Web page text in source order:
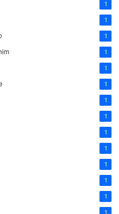
1
1
1
1
1
1
1
1
1
1
1
1
1
1